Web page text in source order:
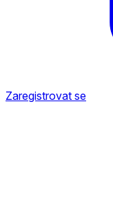
Zaregistrovat se